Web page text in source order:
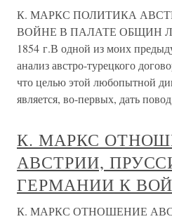
К. МАРКС ПОЛИТИКА
ВОЙНЕ В ПАЛАТЕ ОБЩИН
1854 г.В одной из моих
анализ австро-турецкого
что целью этой любопытной
является, во-первых, дать
К. МАРКС
АВСТРИИ,
ГЕРМАНИИ К
К. МАРКС ОТНОШЕНИЕ